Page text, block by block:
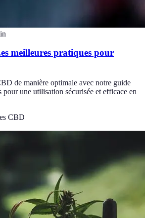
meilleures pratiques pour
de manière optimale avec notre guide
pour une utilisation sécurisée et efficace en
CBD